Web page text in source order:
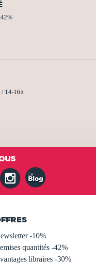
/ 14-16h
-10%
quantités -42%
libraires -30%